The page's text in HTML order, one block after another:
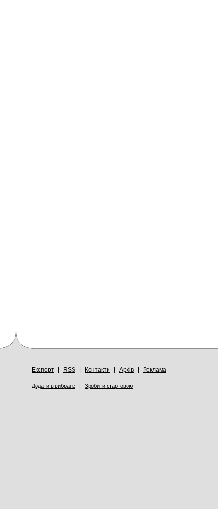
Експорт RSS Контакти Архів Реклама
Додати в вибране | Зробити стартовою